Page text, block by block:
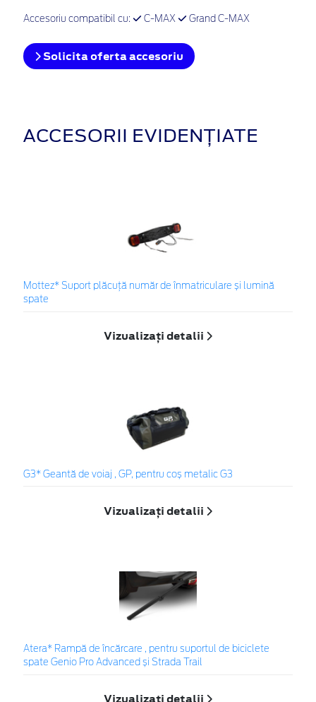
Accesoriu compatibil cu: C-MAX Grand C-MAX
Solicita oferta accesoriu
ACCESORII EVIDENȚIATE
Mottez* Suport plăcuță număr de înmatriculare și lumină
spate
Vizualizați detalii
G3* Geantă de voiaj , GP, pentru coș metalic G3
Vizualizați detalii
Atera* Rampă de încărcare , pentru suportul de biciclete
spate Genio Pro Advanced și Strada Trail
Vizualizați detalii